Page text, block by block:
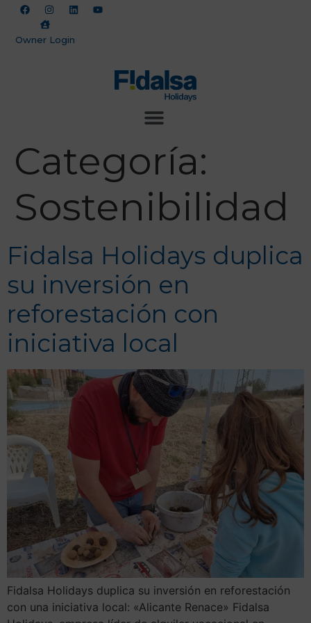
Owner Login
Categoría:
Sostenibilidad
Fidalsa Holidays duplica
su inversión en
reforestación con
iniciativa local
Fidalsa Holidays duplica su inversión en reforestación
con una iniciativa local: «Alicante Renace» Fidalsa